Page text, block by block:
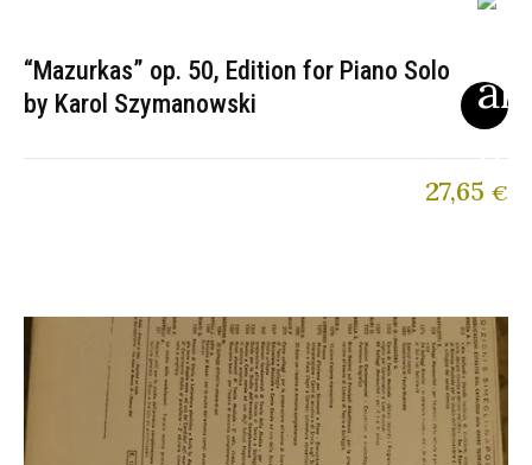
“Mazurkas” op. 50, Edition for Piano Solo
by Karol Szymanowski
27,65 €